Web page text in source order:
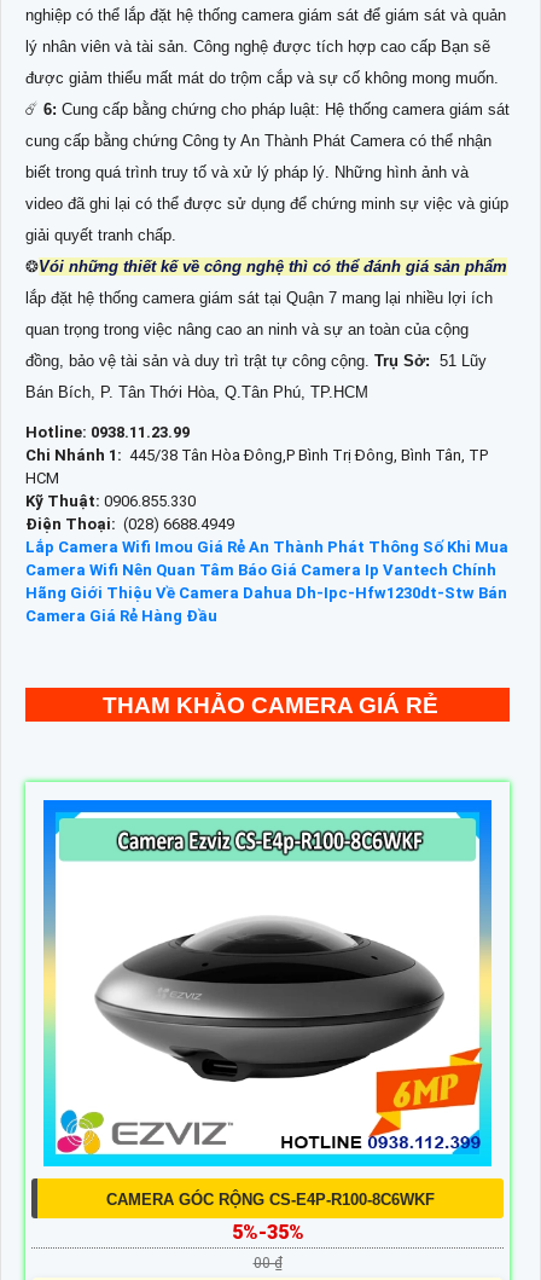
nghiệp có thể lắp đặt hệ thống camera giám sát để giám sát và quản
lý nhân viên và tài sản. Công nghệ được tích hợp cao cấp Bạn sẽ
được giảm thiểu mất mát do trộm cắp và sự cố không mong muốn.
☄️ 6: Cung cấp bằng chứng cho pháp luật: Hệ thống camera giám sát
cung cấp bằng chứng Công ty An Thành Phát Camera có thể nhận
biết trong quá trình truy tố và xử lý pháp lý. Những hình ảnh và
video đã ghi lại có thể được sử dụng để chứng minh sự việc và giúp
giải quyết tranh chấp.
❂Vói những thiết kế về công nghệ thì có thể đánh giá sản phẩm
lắp đặt hệ thống camera giám sát tại Quận 7 mang lại nhiều lợi ích
quan trọng trong việc nâng cao an ninh và sự an toàn của cộng
đồng, bảo vệ tài sản và duy trì trật tự công cộng. Trụ Sở: 51 Lũy
Bán Bích, P. Tân Thới Hòa, Q.Tân Phú, TP.HCM
Hotline: 0938.11.23.99
Chi Nhánh 1: 445/38 Tân Hòa Đông,P Bình Trị Đông, Bình Tân, TP
HCM
Kỹ Thuật: 0906.855.330
Điện Thoại: (028) 6688.4949
Lắp Camera Wifi Imou Giá Rẻ An Thành Phát Thông Số Khi Mua
Camera Wifi Nên Quan Tâm Báo Giá Camera Ip Vantech Chính
Hãng Giới Thiệu Về Camera Dahua Dh-Ipc-Hfw1230dt-Stw Bán
Camera Giá Rẻ Hàng Đầu
THAM KHẢO CAMERA GIÁ RẺ
CAMERA GÓC RỘNG CS-E4P-R100-8C6WKF
5%-35%
00 ₫